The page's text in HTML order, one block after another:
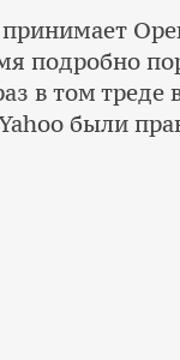
подробно
в том
были